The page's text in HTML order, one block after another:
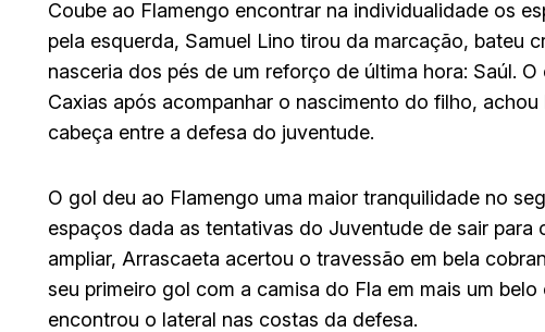
Coube ao Flamengo encontrar na individualidade os
pela esquerda, Samuel Lino tirou da marcação, bateu
nasceria dos pés de um reforço de última hora: Saúl.
Caxias após acompanhar o nascimento do filho,
cabeça entre a defesa do juventude.
O gol deu ao Flamengo uma maior tranquilidade no
espaços dada as tentativas do Juventude de sair
ampliar, Arrascaeta acertou o travessão em bela
seu primeiro gol com a camisa do Fla em mais um
encontrou o lateral nas costas da defesa.